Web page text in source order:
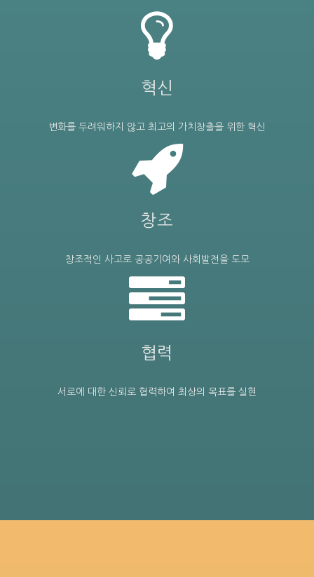
혁신
변화를 두려워하지 않고 최고의 가치창출을 위한 혁신
창조
창조적인 사고로 공공기여와 사회발전을 도모
협력
서로에 대한 신뢰로 협력하여 최상의 목표를 실현